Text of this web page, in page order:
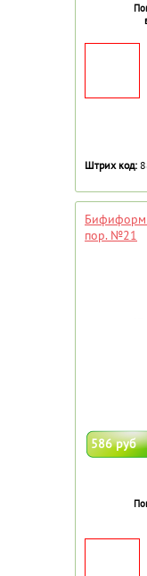
Штрих код:
Бифиформ
пор. №21
586 руб